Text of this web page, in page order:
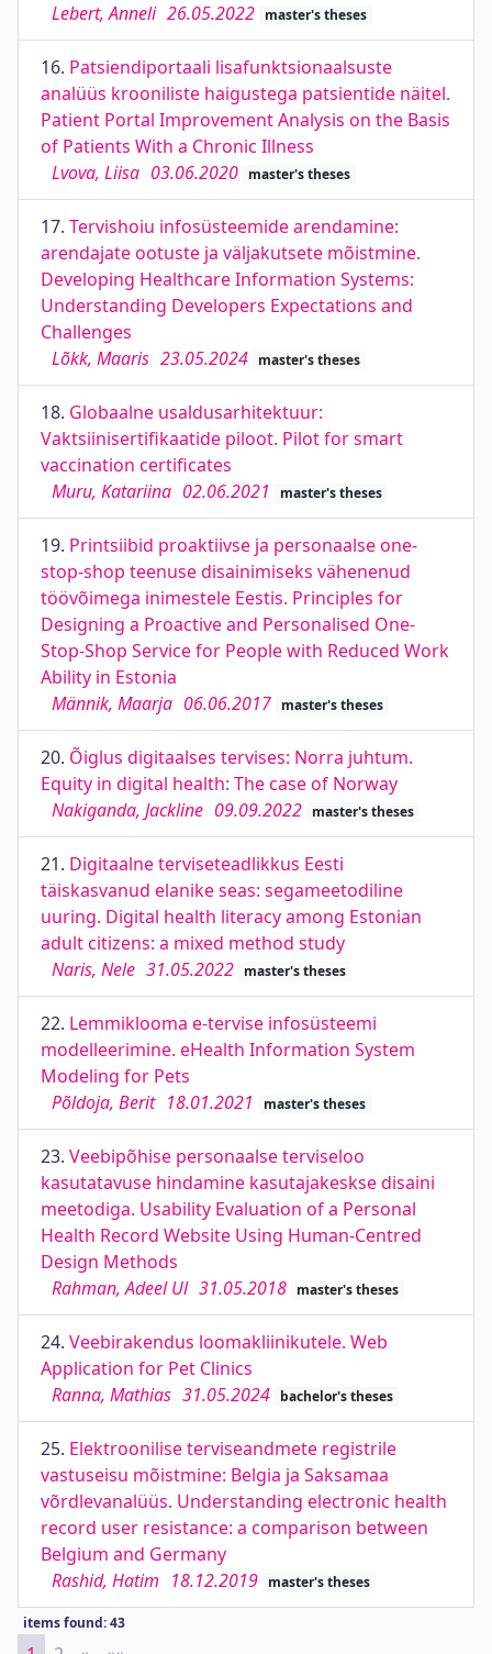
Lebert, Anneli 26.05.2022 master's theses
16. Patsiendiportaali lisafunktsionaalsuste
analüüs krooniliste haigustega patsientide näitel.
Patient Portal Improvement Analysis on the Basis
of Patients With a Chronic Illness
Lvova, Liisa 03.06.2020 master's theses
17. Tervishoiu infosüsteemide arendamine:
arendajate ootuste ja väljakutsete mõistmine.
Developing Healthcare Information Systems:
Understanding Developers Expectations and
Challenges
Lõkk, Maaris 23.05.2024 master's theses
18. Globaalne usaldusarhitektuur:
Vaktsiinisertifikaatide piloot. Pilot for smart
vaccination certificates
Muru, Katariina 02.06.2021 master's theses
19. Printsiibid proaktiivse ja personaalse one-
stop-shop teenuse disainimiseks vähenenud
töövõimega inimestele Eestis. Principles for
Designing a Proactive and Personalised One-
Stop-Shop Service for People with Reduced Work
Ability in Estonia
Männik, Maarja 06.06.2017 master's theses
20. Õiglus digitaalses tervises: Norra juhtum.
Equity in digital health: The case of Norway
Nakiganda, Jackline 09.09.2022 master's theses
21. Digitaalne terviseteadlikkus Eesti
täiskasvanud elanike seas: segameetodiline
uuring. Digital health literacy among Estonian
adult citizens: a mixed method study
Naris, Nele 31.05.2022 master's theses
22. Lemmiklooma e-tervise infosüsteemi
modelleerimine. eHealth Information System
Modeling for Pets
Põldoja, Berit 18.01.2021 master's theses
23. Veebipõhise personaalse terviseloo
kasutatavuse hindamine kasutajakeskse disaini
meetodiga. Usability Evaluation of a Personal
Health Record Website Using Human-Centred
Design Methods
Rahman, Adeel Ul 31.05.2018 master's theses
24. Veebirakendus loomakliinikutele. Web
Application for Pet Clinics
Ranna, Mathias 31.05.2024 bachelor's theses
25. Elektroonilise terviseandmete registrile
vastuseisu mõistmine: Belgia ja Saksamaa
võrdlevanalüüs. Understanding electronic health
record user resistance: a comparison between
Belgium and Germany
Rashid, Hatim 18.12.2019 master's theses
items found: 43